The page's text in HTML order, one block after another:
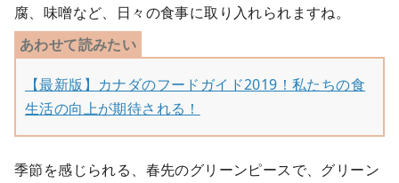
腐、味噌など、日々の食事に取り入れられますね。
【最新版】カナダのフードガイド2019！私たちの食
生活の向上が期待される！
季節を感じられる、春先のグリーンピースで、グリーン